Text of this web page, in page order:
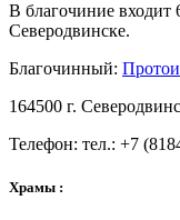
В благочиние входит
Северодвинске.
Благочинный:
164500 г.
Телефон: тел.: +7
Храмы :